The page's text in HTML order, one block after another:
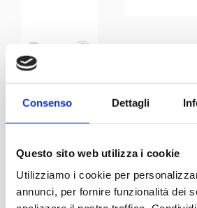
Consenso Dettagli
Questo sito web utilizza i cookie
Utilizziamo i cookie per
annunci, per fornire funzionalità dei